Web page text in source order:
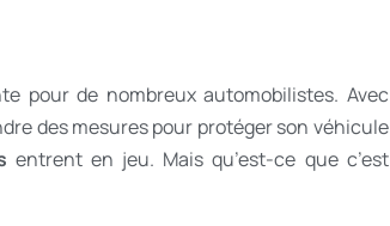
pour de nombreux automobilistes. Avec
des mesures pour protéger son véhicule
entrent en jeu. Mais qu’est-ce que c’est